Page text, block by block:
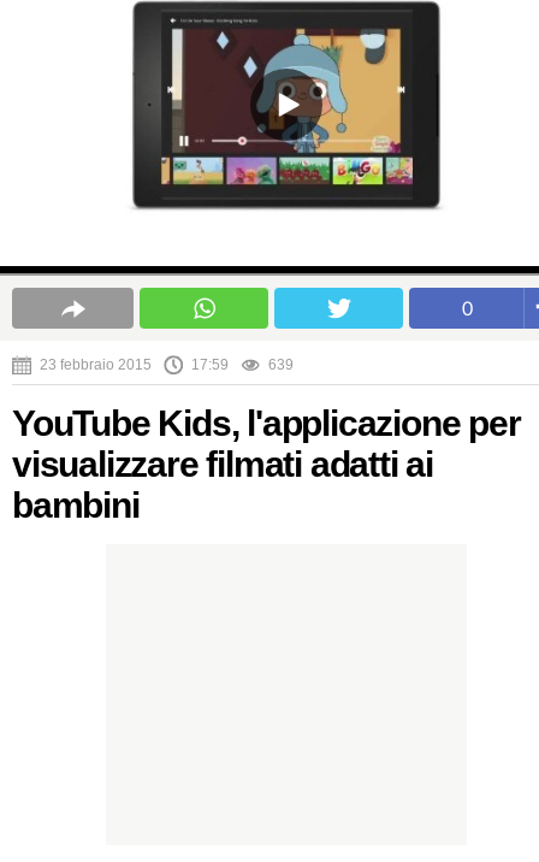
0
23 febbraio 2015 17:59 639
YouTube Kids, l'applicazione per
visualizzare filmati adatti ai
bambini